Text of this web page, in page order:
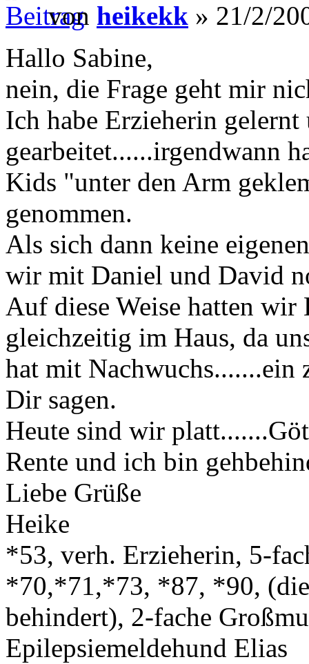
von heikekk » 21/2/
Hallo Sabine,
nein, die Frage geht mir
Ich habe Erzieherin
gearbeitet......irgendwann
Kids "unter den Arm
genommen.
Als sich dann keine
wir mit Daniel und David
Auf diese Weise hatten
gleichzeitig im Haus, da
hat mit
Dir sagen.
Heute sind wir
Rente und ich bin
Liebe Grüße
Heike
*53, verh. Erzieherin, 5-
*70,*71,*73, *87, *90,
behindert), 2-fache
Epilepsiemeldehund Elias